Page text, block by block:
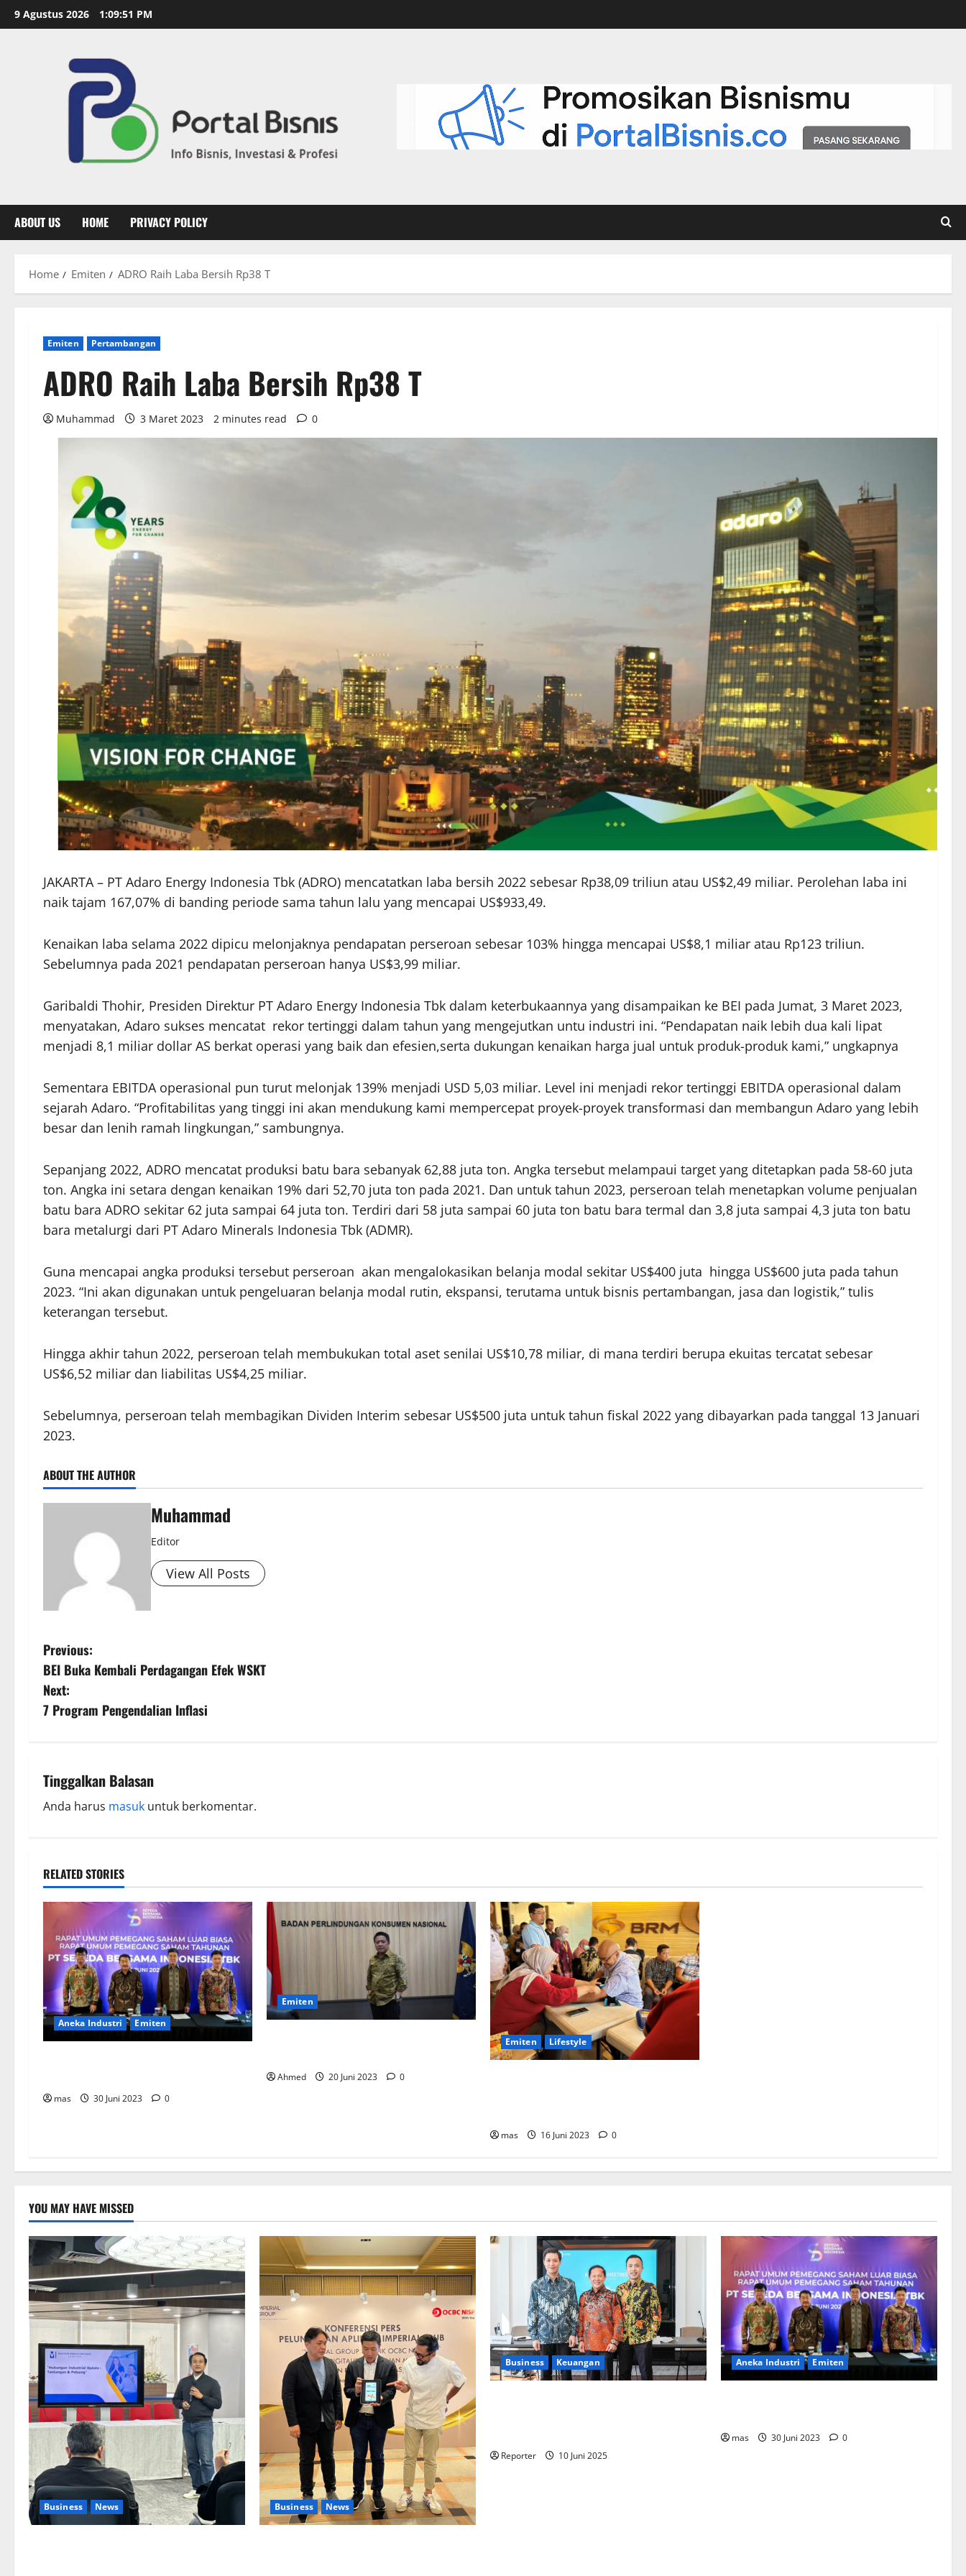
9 Agustus 2026 1:09:53 PM
ABOUT US HOME PRIVACY POLICY
Home Emiten ADRO Raih Laba Bersih Rp38 T
Emiten Pertambangan
ADRO Raih Laba Bersih Rp38 T
Muhammad 3 Maret 2023 2 minutes read 0
JAKARTA – PT Adaro Energy Indonesia Tbk (ADRO) mencatatkan laba bersih 2022 sebesar Rp38,09 triliun atau US$2,49 miliar. Perolehan laba ini
naik tajam 167,07% di banding periode sama tahun lalu yang mencapai US$933,49.
Kenaikan laba selama 2022 dipicu melonjaknya pendapatan perseroan sebesar 103% hingga mencapai US$8,1 miliar atau Rp123 triliun.
Sebelumnya pada 2021 pendapatan perseroan hanya US$3,99 miliar.
Garibaldi Thohir, Presiden Direktur PT Adaro Energy Indonesia Tbk dalam keterbukaannya yang disampaikan ke BEI pada Jumat, 3 Maret 2023,
menyatakan, Adaro sukses mencatat rekor tertinggi dalam tahun yang mengejutkan untu industri ini. “Pendapatan naik lebih dua kali lipat
menjadi 8,1 miliar dollar AS berkat operasi yang baik dan efesien,serta dukungan kenaikan harga jual untuk produk-produk kami,” ungkapnya
Sementara EBITDA operasional pun turut melonjak 139% menjadi USD 5,03 miliar. Level ini menjadi rekor tertinggi EBITDA operasional dalam
sejarah Adaro. “Profitabilitas yang tinggi ini akan mendukung kami mempercepat proyek-proyek transformasi dan membangun Adaro yang lebih
besar dan lenih ramah lingkungan,” sambungnya.
Sepanjang 2022, ADRO mencatat produksi batu bara sebanyak 62,88 juta ton. Angka tersebut melampaui target yang ditetapkan pada 58-60 juta
ton. Angka ini setara dengan kenaikan 19% dari 52,70 juta ton pada 2021. Dan untuk tahun 2023, perseroan telah menetapkan volume penjualan
batu bara ADRO sekitar 62 juta sampai 64 juta ton. Terdiri dari 58 juta sampai 60 juta ton batu bara termal dan 3,8 juta sampai 4,3 juta ton batu
bara metalurgi dari PT Adaro Minerals Indonesia Tbk (ADMR).
Guna mencapai angka produksi tersebut perseroan akan mengalokasikan belanja modal sekitar US$400 juta hingga US$600 juta pada tahun
2023. “Ini akan digunakan untuk pengeluaran belanja modal rutin, ekspansi, terutama untuk bisnis pertambangan, jasa dan logistik,” tulis
keterangan tersebut.
Hingga akhir tahun 2022, perseroan telah membukukan total aset senilai US$10,78 miliar, di mana terdiri berupa ekuitas tercatat sebesar
US$6,52 miliar dan liabilitas US$4,25 miliar.
Sebelumnya, perseroan telah membagikan Dividen Interim sebesar US$500 juta untuk tahun fiskal 2022 yang dibayarkan pada tanggal 13 Januari
2023.
ABOUT THE AUTHOR
Muhammad
Editor
View All Posts
Previous:
BEI Buka Kembali Perdagangan Efek WSKT
Next:
7 Program Pengendalian Inflasi
Tinggalkan Balasan
Anda harus masuk untuk berkomentar.
RELATED STORIES
Aneka Industri Emiten
mas 30 Juni 2023 0
Emiten
Ahmed 20 Juni 2023 0
Emiten Lifestyle
mas 16 Juni 2023 0
YOU MAY HAVE MISSED
Business News Business News
Business Keuangan
Reporter 10 Juni 2025
Aneka Industri Emiten
mas 30 Juni 2023 0